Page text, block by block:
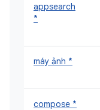
appsearch
*
máy ảnh *
compose *